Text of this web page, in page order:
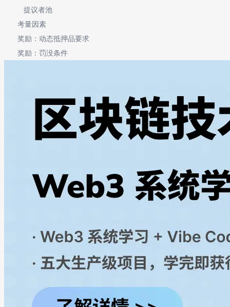
提议者池
考量因素
奖励：动态抵押品要求
奖励：罚没条件